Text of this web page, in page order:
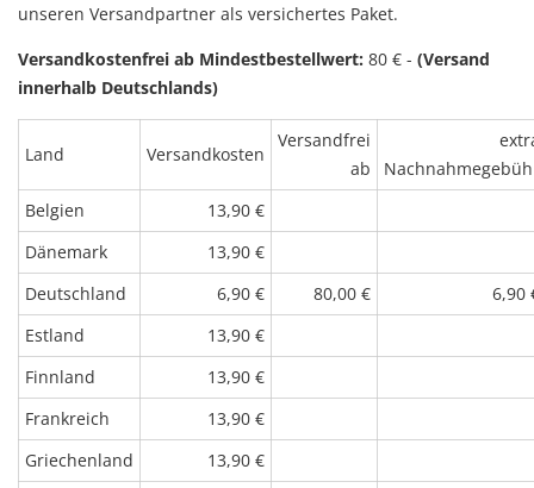
unseren Versandpartner als versichertes Paket.
Versandkostenfrei ab Mindestbestellwert: 80 € - (Versand
innerhalb Deutschlands)
Land Versandkosten
Versandfrei
ab
Belgien
13,90 €
Dänemark
13,90 €
Deutschland
6,90 € 80,00 €
6,90
Estland
13,90 €
Finnland
13,90 €
Frankreich
13,90 €
Griechenland
13,90 €